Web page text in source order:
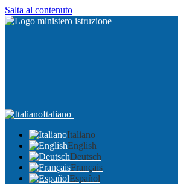
Salta al contenuto
Italiano
Italiano
English
Deutsch
Français
Español